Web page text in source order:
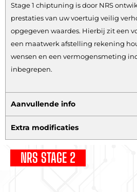
Stage 1 chiptuning is door NRS
prestaties van uw voertuig veilig
opgegeven waardes. Hierbij zit een
een maatwerk afstelling rekening
wensen en een vermogensmeting
inbegrepen.
Aanvullende info
Extra modificaties
NRS STAGE 2